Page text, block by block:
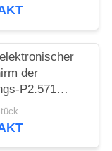
der
P2.571
Anzeige
der